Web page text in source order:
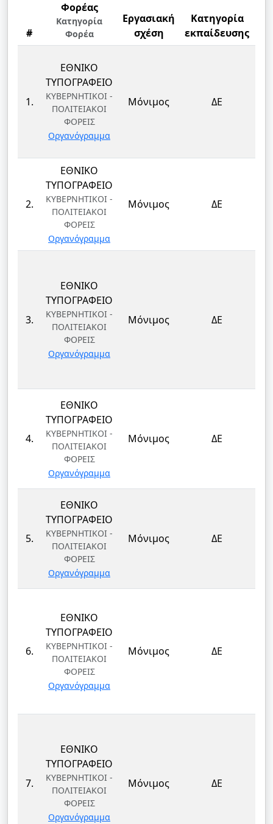
#
Φορέας
Κατηγορία
Φορέα
Εργασιακή
σχέση
Κατηγορία
εκπαίδευσης
1.
ΕΘΝΙΚΟ
ΤΥΠΟΓΡΑΦΕΙΟ
ΚΥΒΕΡΝΗΤΙΚΟΙ -
ΠΟΛΙΤΕΙΑΚΟΙ
ΦΟΡΕΙΣ
Οργανόγραμμα
Μόνιμος ΔΕ
2.
ΕΘΝΙΚΟ
ΤΥΠΟΓΡΑΦΕΙΟ
ΚΥΒΕΡΝΗΤΙΚΟΙ -
ΠΟΛΙΤΕΙΑΚΟΙ
ΦΟΡΕΙΣ
Οργανόγραμμα
Μόνιμος ΔΕ
3.
ΕΘΝΙΚΟ
ΤΥΠΟΓΡΑΦΕΙΟ
ΚΥΒΕΡΝΗΤΙΚΟΙ -
ΠΟΛΙΤΕΙΑΚΟΙ
ΦΟΡΕΙΣ
Οργανόγραμμα
Μόνιμος ΔΕ
4.
ΕΘΝΙΚΟ
ΤΥΠΟΓΡΑΦΕΙΟ
ΚΥΒΕΡΝΗΤΙΚΟΙ -
ΠΟΛΙΤΕΙΑΚΟΙ
ΦΟΡΕΙΣ
Οργανόγραμμα
Μόνιμος ΔΕ
5.
ΕΘΝΙΚΟ
ΤΥΠΟΓΡΑΦΕΙΟ
ΚΥΒΕΡΝΗΤΙΚΟΙ -
ΠΟΛΙΤΕΙΑΚΟΙ
ΦΟΡΕΙΣ
Οργανόγραμμα
Μόνιμος ΔΕ
6.
ΕΘΝΙΚΟ
ΤΥΠΟΓΡΑΦΕΙΟ
ΚΥΒΕΡΝΗΤΙΚΟΙ -
ΠΟΛΙΤΕΙΑΚΟΙ
ΦΟΡΕΙΣ
Οργανόγραμμα
Μόνιμος ΔΕ
7.
ΕΘΝΙΚΟ
ΤΥΠΟΓΡΑΦΕΙΟ
ΚΥΒΕΡΝΗΤΙΚΟΙ -
ΠΟΛΙΤΕΙΑΚΟΙ
ΦΟΡΕΙΣ
Οργανόγραμμα
Μόνιμος ΔΕ